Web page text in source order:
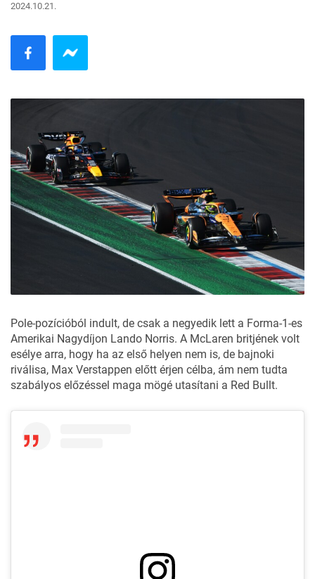
2024.10.21.
Pole-pozícióból indult, de csak a negyedik lett a Forma-1-es
Amerikai Nagydíjon Lando Norris. A McLaren britjének volt
esélye arra, hogy ha az első helyen nem is, de bajnoki
riválisa, Max Verstappen előtt érjen célba, ám nem tudta
szabályos előzéssel maga mögé utasítani a Red Bullt.